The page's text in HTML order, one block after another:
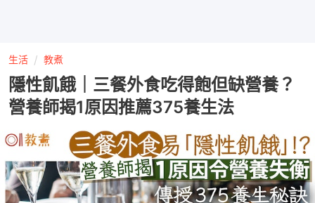
生活 教煮
隱性飢餓｜三餐外食吃得飽但缺營養？
營養師揭1原因推薦375養生法